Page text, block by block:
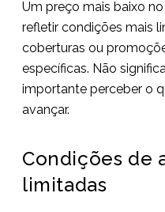
Um preço mais baixo
refletir condições mais
coberturas ou
específicas. Não
importante perceber o
avançar.
Condições de
limitadas